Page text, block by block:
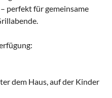
perfekt für gemeinsame
dem Haus, auf der Kinder